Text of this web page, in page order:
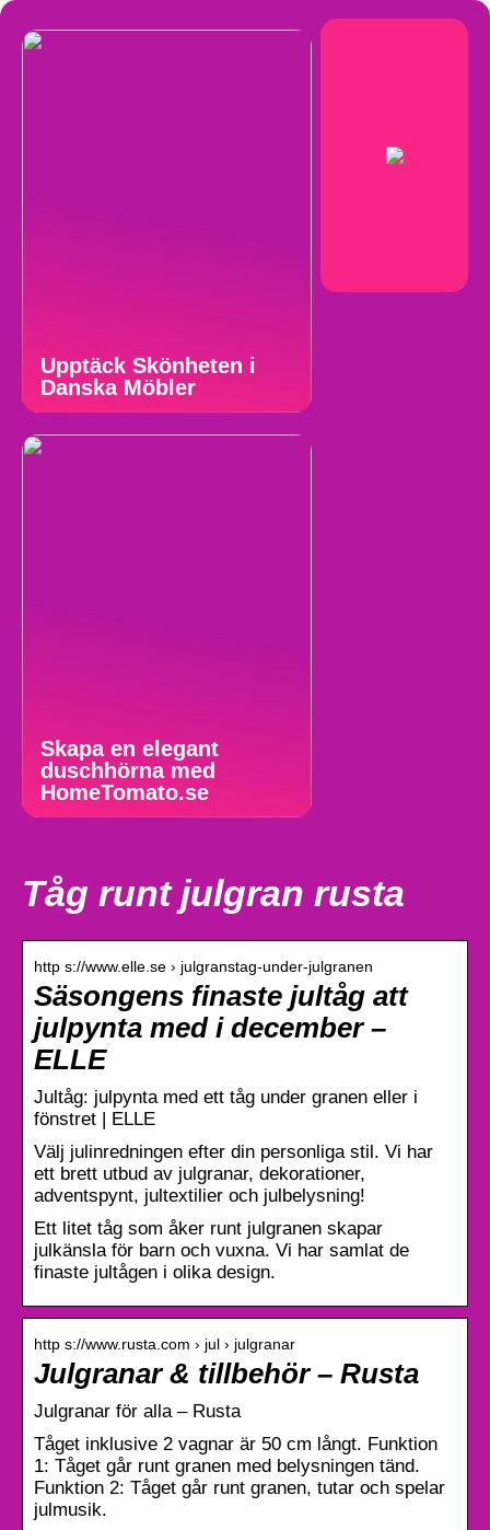
Upptäck Skönheten i
Danska Möbler
Skapa en elegant
duschhörna med
HomeTomato.se
Tåg runt julgran rusta
http s://www.elle.se › julgranstag-under-julgranen
Säsongens finaste jultåg att
julpynta med i december –
ELLE
Jultåg: julpynta med ett tåg under granen eller i
fönstret | ELLE
Välj julinredningen efter din personliga stil. Vi har
ett brett utbud av julgranar, dekorationer,
adventspynt, jultextilier och julbelysning!
Ett litet tåg som åker runt julgranen skapar
julkänsla för barn och vuxna. Vi har samlat de
finaste jultågen i olika design.
http s://www.rusta.com › jul › julgranar
Julgranar & tillbehör – Rusta
Julgranar för alla – Rusta
Tåget inklusive 2 vagnar är 50 cm långt. Funktion
1: Tåget går runt granen med belysningen tänd.
Funktion 2: Tåget går runt granen, tutar och spelar
julmusik.